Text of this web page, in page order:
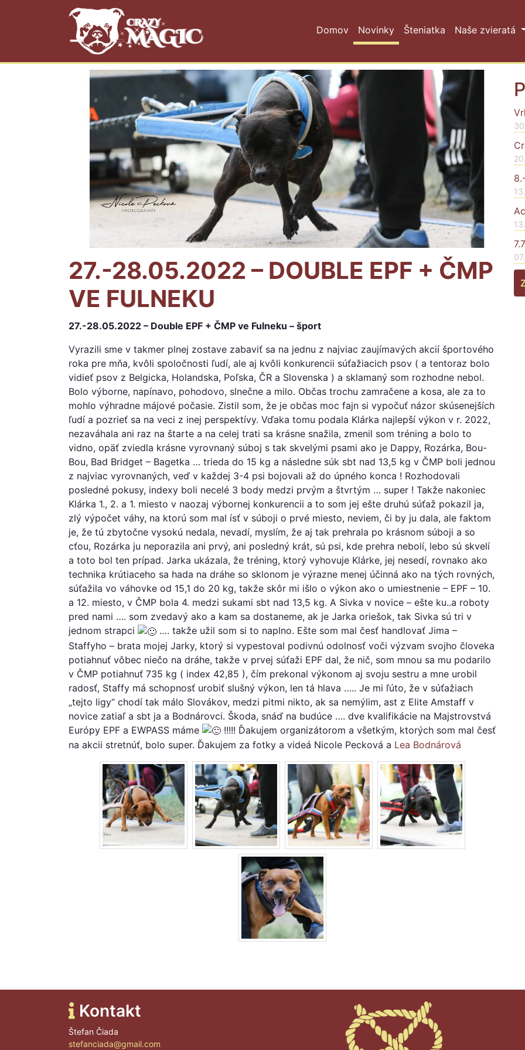
Domov Novinky Šteniatka Naše zvieratá
27.-28.05.2022 – DOUBLE EPF + ČMP
VE FULNEKU
27.-28.05.2022 – Double EPF + ČMP ve Fulneku – šport
Vyrazili sme v takmer plnej zostave zabaviť sa na jednu z najviac zaujímavých akcií športového
roka pre mňa, kvôli spoločnosti ľudí, ale aj kvôli konkurencii súťažiacich psov ( a tentoraz bolo
vidieť psov z Belgicka, Holandska, Poľska, ČR a Slovenska ) a sklamaný som rozhodne nebol.
Bolo výborne, napínavo, pohodovo, slnečne a milo. Občas trochu zamračene a kosa, ale za to
mohlo výhradne májové počasie. Zistil som, že je občas moc fajn si vypočuť názor skúsenejších
ľudí a pozrieť sa na veci z inej perspektívy. Vďaka tomu podala Klárka najlepší výkon v r. 2022,
nezaváhala ani raz na štarte a na celej trati sa krásne snažila, zmenil som tréning a bolo to
vidno, opäť zviedla krásne vyrovnaný súboj s tak skvelými psami ako je Dappy, Rozárka, Bou-
Bou, Bad Bridget – Bagetka … trieda do 15 kg a následne súk sbt nad 13,5 kg v ČMP boli jednou
z najviac vyrovnaných, veď v každej 3-4 psi bojovali až do úpného konca ! Rozhodovali
posledné pokusy, indexy boli necelé 3 body medzi prvým a štvrtým … super ! Takže nakoniec
Klárka 1., 2. a 1. miesto v naozaj výbornej konkurencii a to som jej ešte druhú súťaž pokazil ja,
zlý výpočet váhy, na ktorú som mal ísť v súboji o prvé miesto, neviem, či by ju dala, ale faktom
je, že tú zbytočne vysokú nedala, nevadí, myslím, že aj tak prehrala po krásnom súboji a so
cťou, Rozárka ju neporazila ani prvý, ani posledný krát, sú psi, kde prehra nebolí, lebo sú skvelí
a toto bol ten prípad. Jarka ukázala, že tréning, ktorý vyhovuje Klárke, jej nesedí, rovnako ako
technika krútiaceho sa hada na dráhe so sklonom je výrazne menej účinná ako na tých rovných,
súťažila vo váhovke od 15,1 do 20 kg, takže skôr mi išlo o výkon ako o umiestnenie – EPF – 10.
a 12. miesto, v ČMP bola 4. medzi sukami sbt nad 13,5 kg. A Sivka v novice – ešte ku..a roboty
pred nami …. som zvedavý ako a kam sa dostaneme, ak je Jarka oriešok, tak Sivka sú tri v
jednom strapci
…. takže užil som si to naplno. Ešte som mal česť handlovať Jima –
Staffyho – brata mojej Jarky, ktorý si vypestoval podivnú odolnosť voči výzvam svojho človeka
potiahnuť vôbec niečo na dráhe, takže v prvej súťaži EPF dal, že nič, som mnou sa mu podarilo
v ČMP potiahnuť 735 kg ( index 42,85 ), čím prekonal výkonom aj svoju sestru a mne urobil
radosť, Staffy má schopnosť urobiť slušný výkon, len tá hlava ….. Je mi ľúto, že v súťažiach
„tejto ligy“ chodí tak málo Slovákov, medzi pitmi nikto, ak sa nemýlim, ast z Elite Amstaff v
novice zatiaľ a sbt ja a Bodnárovci. Škoda, snáď na budúce …. dve kvalifikácie na Majstrovstvá
Európy EPF a EWPASS máme
!!!!! Ďakujem organizátorom a všetkým, ktorých som mal česť
na akcii stretnúť, bolo super. Ďakujem za fotky a videá Nicole Pecková a Lea Bodnárová
Kontakt
Štefan Čiada
stefanciada@gmail.com